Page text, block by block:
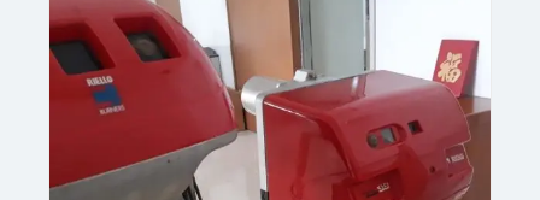
Details